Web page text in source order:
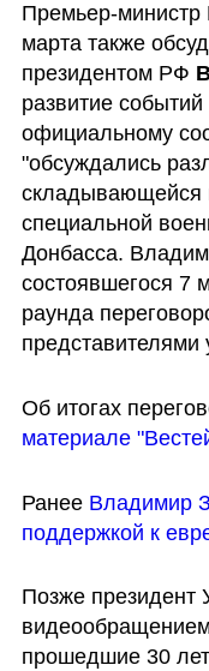
Премьер-
марта также
президентом РФ
развитие
официальному
"обсуждались
складывающейся
специальной
Донбасса.
состоявшегося 7
раунда
представителями
Об итогах
материале
Ранее Владимир
поддержкой к
Позже президент
видеообращением
прошедшие 30